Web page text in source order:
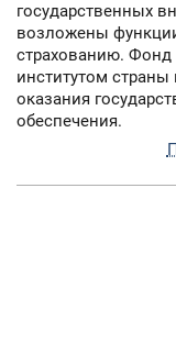
государственных
возложены
страхованию.
институтом
оказания
обеспечения.